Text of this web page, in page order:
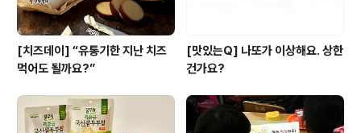
[치즈데이] “유통기한 지난 치즈
먹어도 될까요?”
[맛있는Q] 나또가 이상해요. 상한
건가요?